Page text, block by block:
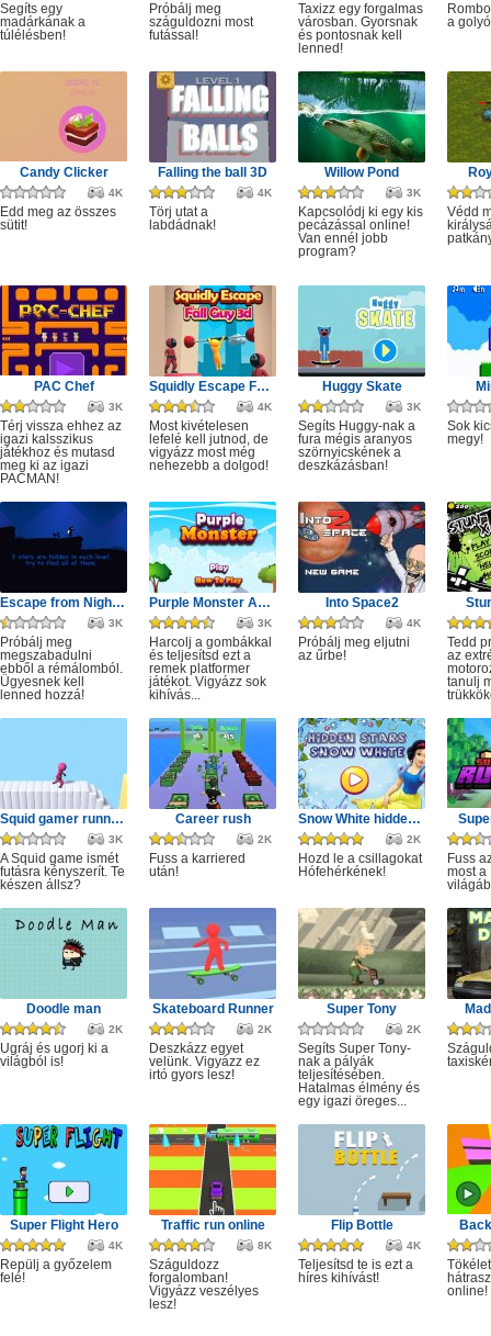
Segíts egy
madárkának a
túlélésben!
Próbálj meg
száguldozni most
futással!
Taxizz egy forgalmas
városban. Gyorsnak
és pontosnak kell
lenned!
a
Candy Clicker
4K
Edd meg az összes
sütit!
Falling the ball 3D
4K
Törj utat a
labdádnak!
Willow Pond
3K
Kapcsolódj ki egy kis
pecázással online!
Van ennél jobb
program?
Védd
PAC Chef
3K
Térj vissza ehhez az
igazi kalsszikus
játékhoz és mutasd
meg ki az igazi
PACMAN!
Squidly Escape Fall Guy 3D
4K
Most kivételesen
lefelé kell jutnod, de
vigyázz most még
nehezebb a dolgod!
Huggy Skate
3K
Segíts Huggy-nak a
fura mégis aranyos
szörnyicskének a
deszkázásban!
Sok
megy!
Escape from Nightmare
3K
Próbálj meg
megszabadulni
ebből a rémálomból.
Ügyesnek kell
lenned hozzá!
Purple Monster Adventure
3K
Harcolj a gombákkal
és teljesítsd ezt a
remek platformer
játékot. Vigyázz sok
kihívás...
Into Space2
4K
Próbálj meg eljutni
az űrbe!
Tedd
az
tanulj
Squid gamer runner obstacle
3K
A Squid game ismét
futásra kényszerít. Te
készen állsz?
Career rush
2K
Fuss a karriered
után!
Snow White hidden stars
2K
Hozd le a csillagokat
Hófehérkének!
Fuss
most a
Doodle man
2K
Ugráj és ugorj ki a
világból is!
Skateboard Runner
2K
Deszkázz egyet
velünk. Vigyázz ez
irtó gyors lesz!
Super Tony
2K
Segíts Super Tony-
nak a pályák
teljesítésében.
Hatalmas élmény és
egy igazi öreges...
Super Flight Hero
4K
Repülj a győzelem
felé!
Traffic run online
8K
Száguldozz
forgalomban!
Vigyázz veszélyes
lesz!
Flip Bottle
4K
Teljesítsd te is ezt a
híres kihívást!
online!